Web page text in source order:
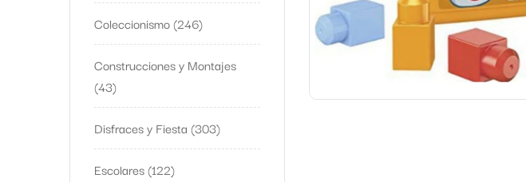
Coleccionismo 246
Construcciones y Montajes
43
Disfraces y Fiesta 303
Escolares 122